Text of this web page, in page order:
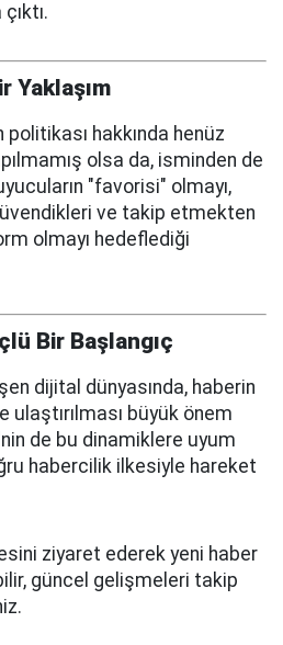
Yaklaşım
politikası hakkında henüz
olsa da, isminden de
"favorisi" olmayı,
ve takip etmekten
olmayı hedeflediği
Bir Başlangıç
dijital dünyasında, haberin
ulaştırılması büyük önem
de bu dinamiklere uyum
habercilik ilkesiyle hareket
ziyaret ederek yeni haber
güncel gelişmeleri takip